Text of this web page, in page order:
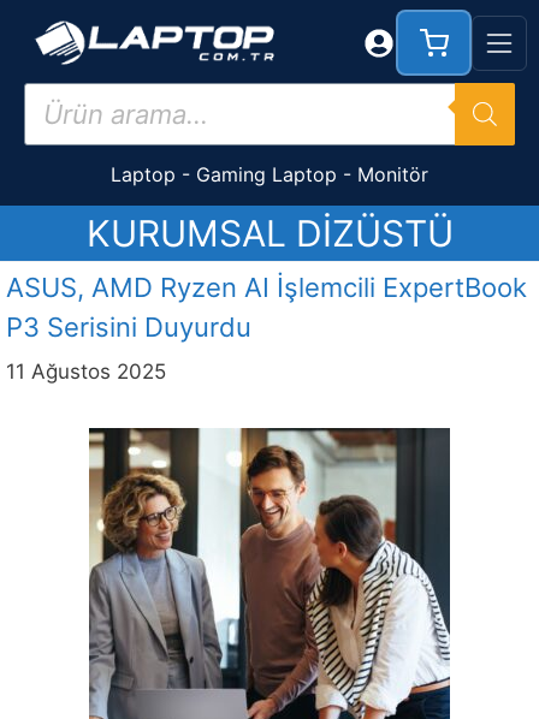
Products
search
Laptop - Gaming Laptop - Monitör
KURUMSAL DIZÜSTÜ
ASUS, AMD Ryzen AI İşlemcili ExpertBook
P3 Serisini Duyurdu
11 Ağustos 2025